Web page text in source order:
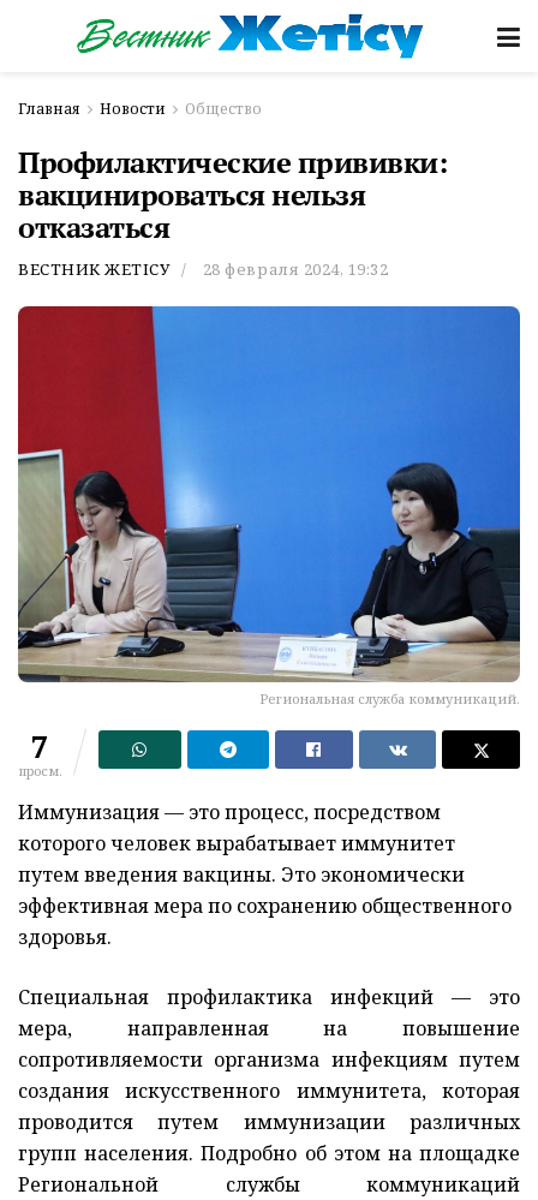
Главная Новости Общество
Профилактические прививки:
вакцинироваться нельзя
отказаться
ВЕСТНИК ЖЕТІСУ 28 февраля 2024, 19:32
Региональная служба коммуникаций.
7
просм.
Иммунизация — это процесс, посредством
которого человек вырабатывает иммунитет
путем введения вакцины. Это экономически
эффективная мера по сохранению общественного
здоровья.
Специальная профилактика инфекций — это
мера, направленная на повышение
сопротивляемости организма инфекциям путем
создания искусственного иммунитета, которая
проводится путем иммунизации различных
групп населения. Подробно об этом на площадке
Региональной службы коммуникаций